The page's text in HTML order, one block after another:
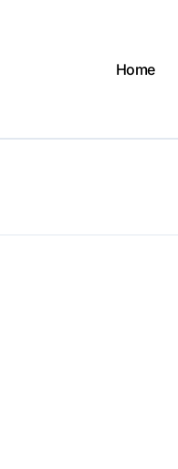
Home